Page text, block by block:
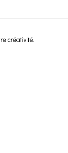
créativité.